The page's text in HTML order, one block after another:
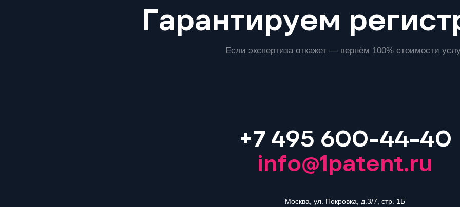
Гарантируем
Если экспертиза откажет — вернём 100% стоимости
+7 495 600-44-40
info@1patent.ru
Москва, ул. Покровка, д.3/7, стр. 1Б